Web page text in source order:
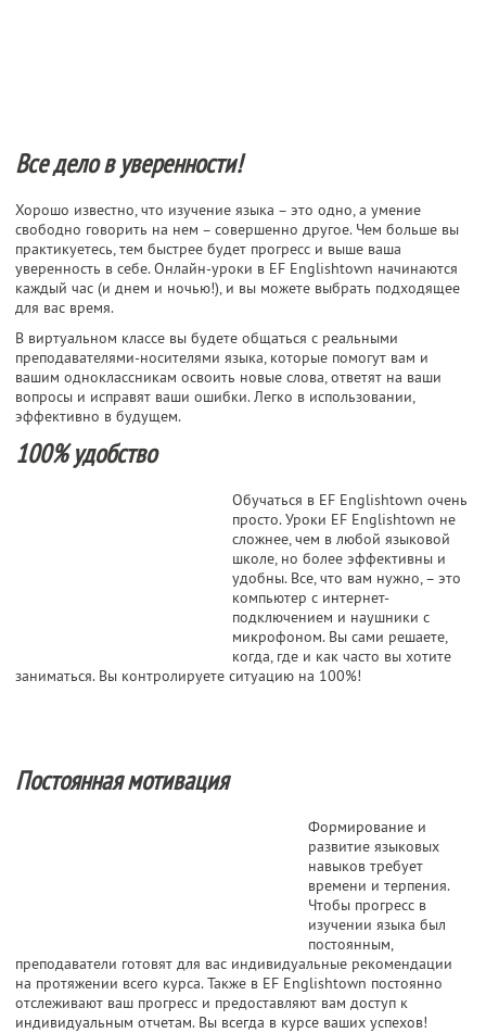
Все дело в уверенности!
Хорошо известно, что изучение языка – это одно, а умение
свободно говорить на нем – совершенно другое. Чем больше вы
практикуетесь, тем быстрее будет прогресс и выше ваша
уверенность в себе. Онлайн-уроки в EF Englishtown начинаются
каждый час (и днем и ночью!), и вы можете выбрать подходящее
для вас время.
В виртуальном классе вы будете общаться с реальными
преподавателями-носителями языка, которые помогут вам и
вашим одноклассникам освоить новые слова, ответят на ваши
вопросы и исправят ваши ошибки. Легко в использовании,
эффективно в будущем.
100% удобство
Обучаться в EF Englishtown очень
просто. Уроки EF Englishtown не
сложнее, чем в любой языковой
школе, но более эффективны и
удобны. Все, что вам нужно, – это
компьютер с интернет-
подключением и наушники с
микрофоном. Вы сами решаете,
когда, где и как часто вы хотите
заниматься. Вы контролируете ситуацию на 100%!
Постоянная мотивация
Формирование и
развитие языковых
навыков требует
времени и терпения.
Чтобы прогресс в
изучении языка был
постоянным,
преподаватели готовят для вас индивидуальные рекомендации
на протяжении всего курса. Также в EF Englishtown постоянно
отслеживают ваш прогресс и предоставляют вам доступ к
индивидуальным отчетам. Вы всегда в курсе ваших успехов!